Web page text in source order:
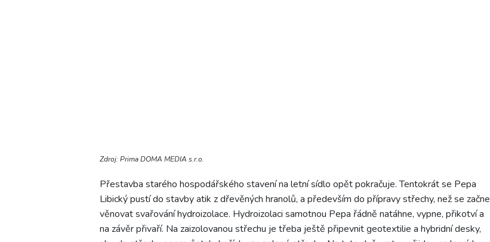
Zdroj: Prima DOMA MEDIA s.r.o.
Přestavba starého hospodářského stavení na letní sídlo opět pokračuje. Tentokrát se Pepa
Libický pustí do stavby atik z dřevěných hranolů, a především do přípravy střechy, než se začne
věnovat svařování hydroizolace. Hydroizolaci samotnou Pepa řádně natáhne, vypne, přikotví a
na závěr přivaří. Na zaizolovanou střechu je třeba ještě připevnit geotextilie a hybridní desky,